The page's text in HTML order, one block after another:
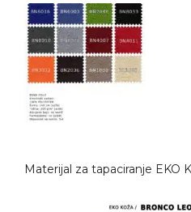
Materijal za tapaciranje EKO